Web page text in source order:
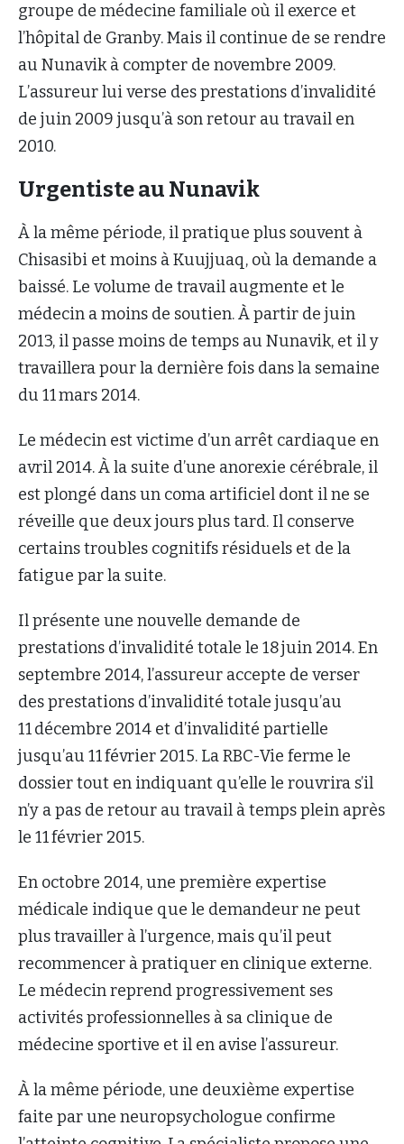
groupe de médecine familiale où il exerce et
l’hôpital de Granby. Mais il continue de se rendre
au Nunavik à compter de novembre 2009.
L’assureur lui verse des prestations d’invalidité
de juin 2009 jusqu’à son retour au travail en
2010.
Urgentiste au Nunavik
À la même période, il pratique plus souvent à
Chisasibi et moins à Kuujjuaq, où la demande a
baissé. Le volume de travail augmente et le
médecin a moins de soutien. À partir de juin
2013, il passe moins de temps au Nunavik, et il y
travaillera pour la dernière fois dans la semaine
du 11 mars 2014.
Le médecin est victime d’un arrêt cardiaque en
avril 2014. À la suite d’une anorexie cérébrale, il
est plongé dans un coma artificiel dont il ne se
réveille que deux jours plus tard. Il conserve
certains troubles cognitifs résiduels et de la
fatigue par la suite.
Il présente une nouvelle demande de
prestations d’invalidité totale le 18 juin 2014. En
septembre 2014, l’assureur accepte de verser
des prestations d’invalidité totale jusqu’au
11 décembre 2014 et d’invalidité partielle
jusqu’au 11 février 2015. La RBC-Vie ferme le
dossier tout en indiquant qu’elle le rouvrira s’il
n’y a pas de retour au travail à temps plein après
le 11 février 2015.
En octobre 2014, une première expertise
médicale indique que le demandeur ne peut
plus travailler à l’urgence, mais qu’il peut
recommencer à pratiquer en clinique externe.
Le médecin reprend progressivement ses
activités professionnelles à sa clinique de
médecine sportive et il en avise l’assureur.
À la même période, une deuxième expertise
faite par une neuropsychologue confirme